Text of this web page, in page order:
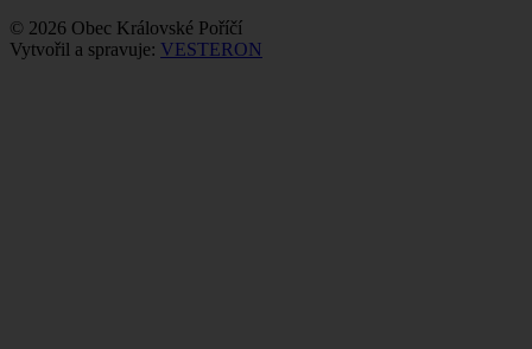
© 2026 Obec Královské Poříčí
Vytvořil a spravuje: VESTERON